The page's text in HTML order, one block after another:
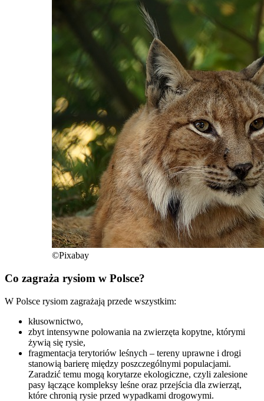
©Pixabay
Co zagraża rysiom w Polsce?
W Polsce rysiom zagrażają przede wszystkim:
kłusownictwo,
zbyt intensywne polowania na zwierzęta kopytne, którymi
żywią się rysie,
fragmentacja terytoriów leśnych – tereny uprawne i drogi
stanowią barierę między poszczególnymi populacjami.
Zaradzić temu mogą korytarze ekologiczne, czyli zalesione
pasy łączące kompleksy leśne oraz przejścia dla zwierząt,
które chronią rysie przed wypadkami drogowymi.